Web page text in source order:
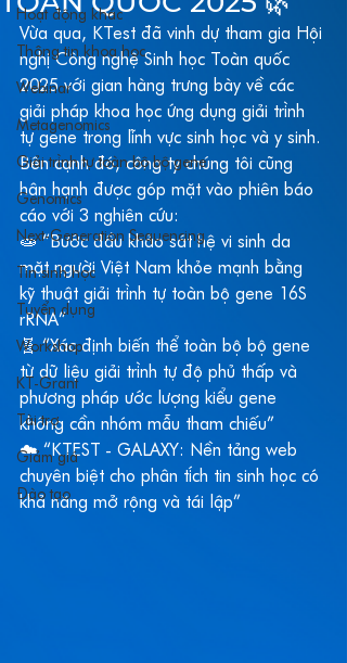
Hoạt động khác
Thông tin khoa học
Webinar
Metagenomics
Giải trình tự toàn bộ bộ gene
Genomics
Next-Generation Sequencing
Tin sinh học
Tuyển dụng
Workshop
KT-Grant
Tài trợ
Giảm giá
Đào tạo
Vừa qua, KTest đã vinh dự tham gia Hội
nghị Công nghệ Sinh học Toàn quốc
2025 với gian hàng trưng bày về các
giải pháp khoa học ứng dụng giải trình
tự gene trong lĩnh vực sinh học và y sinh.
Bên cạnh đó, công ty chúng tôi cũng
hân hạnh được góp mặt vào phiên báo
cáo với 3 nghiên cứu:
🧫 “Bước đầu khảo sát hệ vi sinh da
mặt người Việt Nam khỏe mạnh bằng
kỹ thuật giải trình tự toàn bộ gene 16S
rRNA”
🧬 “Xác định biến thể toàn bộ bộ gene
từ dữ liệu giải trình tự độ phủ thấp và
phương pháp ước lượng kiểu gene
không cần nhóm mẫu tham chiếu”
☁️ “KTEST - GALAXY: Nền tảng web
chuyên biệt cho phân tích tin sinh học có
khả năng mở rộng và tái lập”